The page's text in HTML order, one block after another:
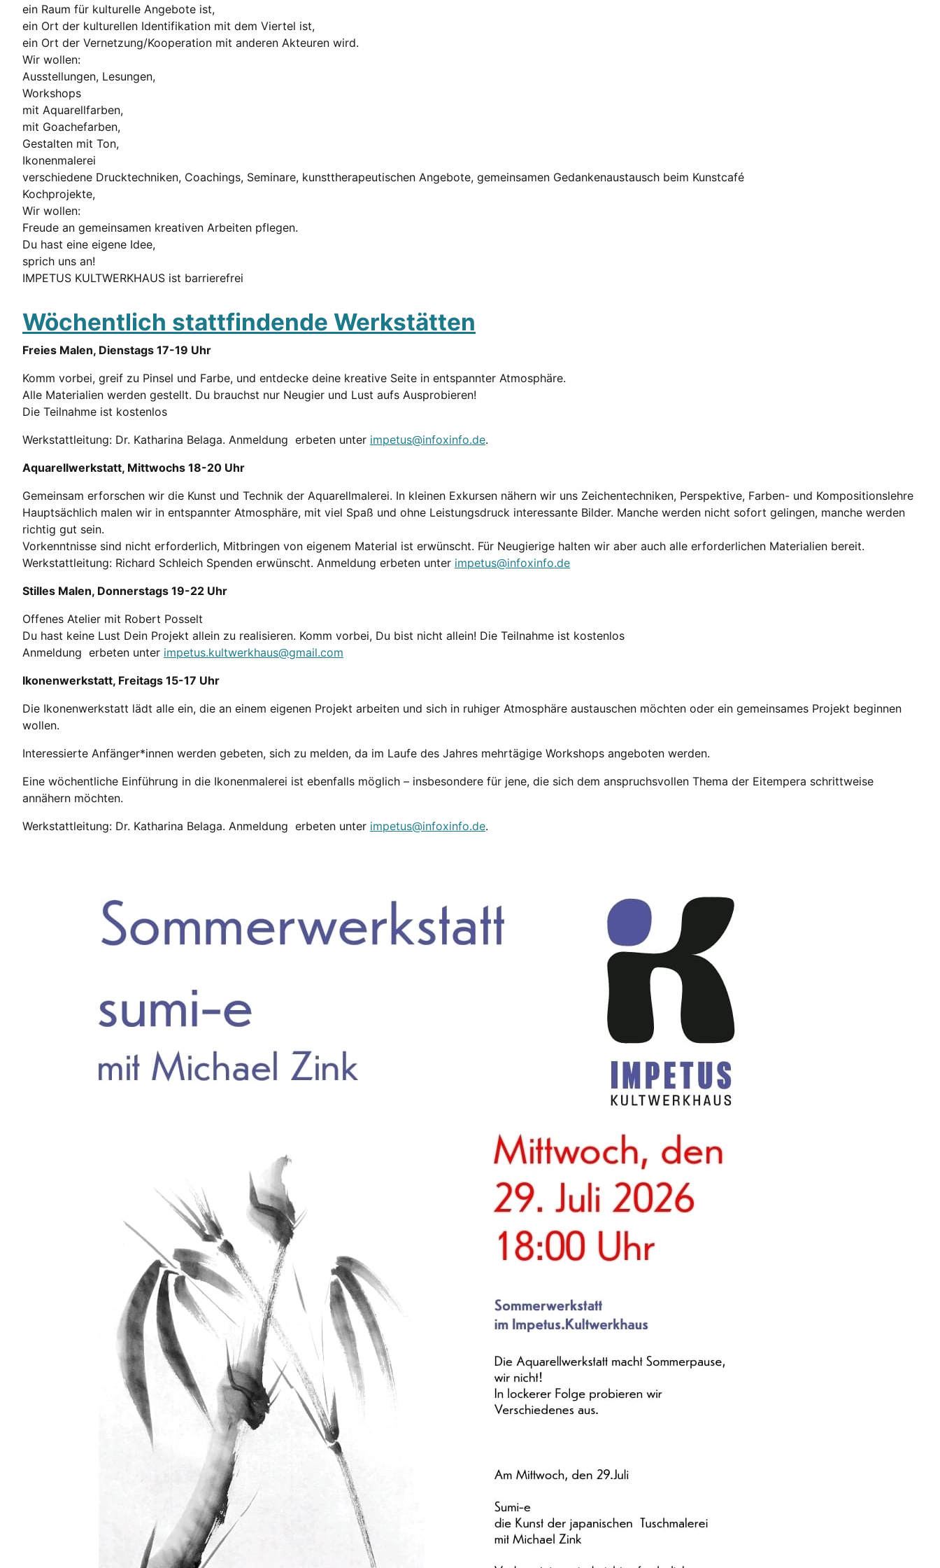
ein Raum für kulturelle Angebote ist,
ein Ort der kulturellen Identifikation mit dem Viertel ist,
ein Ort der Vernetzung/Kooperation mit anderen Akteuren wird.
Wir wollen:
Ausstellungen, Lesungen,
Workshops
mit Aquarellfarben,
mit Goachefarben,
Gestalten mit Ton,
Ikonenmalerei
verschiedene Drucktechniken, Coachings, Seminare, kunsttherapeutischen Angebote, gemeinsamen Gedankenaustausch beim Kunstcafé
Kochprojekte,
Wir wollen:
Freude an gemeinsamen kreativen Arbeiten pflegen.
Du hast eine eigene Idee,
sprich uns an!
IMPETUS KULTWERKHAUS ist barrierefrei
Wöchentlich stattfindende Werkstätten
Freies Malen, Dienstags 17-19 Uhr
Komm vorbei, greif zu Pinsel und Farbe, und entdecke deine kreative Seite in entspannter Atmosphäre.
Alle Materialien werden gestellt. Du brauchst nur Neugier und Lust aufs Ausprobieren!
Die Teilnahme ist kostenlos
Werkstattleitung: Dr. Katharina Belaga. Anmeldung erbeten unter impetus@infoxinfo.de.
Aquarellwerkstatt, Mittwochs 18-20 Uhr
Gemeinsam erforschen wir die Kunst und Technik der Aquarellmalerei. In kleinen Exkursen nähern wir uns Zeichentechniken, Perspektive, Farben- und Kompositionslehre
Hauptsächlich malen wir in entspannter Atmosphäre, mit viel Spaß und ohne Leistungsdruck interessante Bilder. Manche werden nicht sofort gelingen, manche werden
richtig gut sein.
Vorkenntnisse sind nicht erforderlich, Mitbringen von eigenem Material ist erwünscht. Für Neugierige halten wir aber auch alle erforderlichen Materialien bereit.
Werkstattleitung: Richard Schleich Spenden erwünscht. Anmeldung erbeten unter impetus@infoxinfo.de
Stilles Malen, Donnerstags 19-22 Uhr
Offenes Atelier mit Robert Posselt
Du hast keine Lust Dein Projekt allein zu realisieren. Komm vorbei, Du bist nicht allein! Die Teilnahme ist kostenlos
Anmeldung erbeten unter impetus.kultwerkhaus@gmail.com
Ikonenwerkstatt, Freitags 15-17 Uhr
Die Ikonenwerkstatt lädt alle ein, die an einem eigenen Projekt arbeiten und sich in ruhiger Atmosphäre austauschen möchten oder ein gemeinsames Projekt beginnen
wollen.
Interessierte Anfänger*innen werden gebeten, sich zu melden, da im Laufe des Jahres mehrtägige Workshops angeboten werden.
Eine wöchentliche Einführung in die Ikonenmalerei ist ebenfalls möglich – insbesondere für jene, die sich dem anspruchsvollen Thema der Eitempera schrittweise
annähern möchten.
Werkstattleitung: Dr. Katharina Belaga. Anmeldung erbeten unter impetus@infoxinfo.de.